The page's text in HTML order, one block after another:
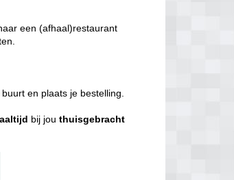
een (afhaal)restaurant
en plaats je bestelling.
bij jouthuisgebracht